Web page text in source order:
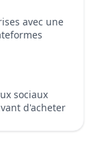
avec une
sociaux
d'acheter